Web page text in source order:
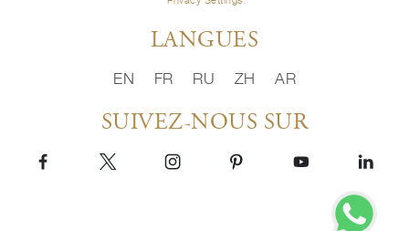
LANGUES
EN FR RU ZH AR
SUIVEZ-NOUS SUR